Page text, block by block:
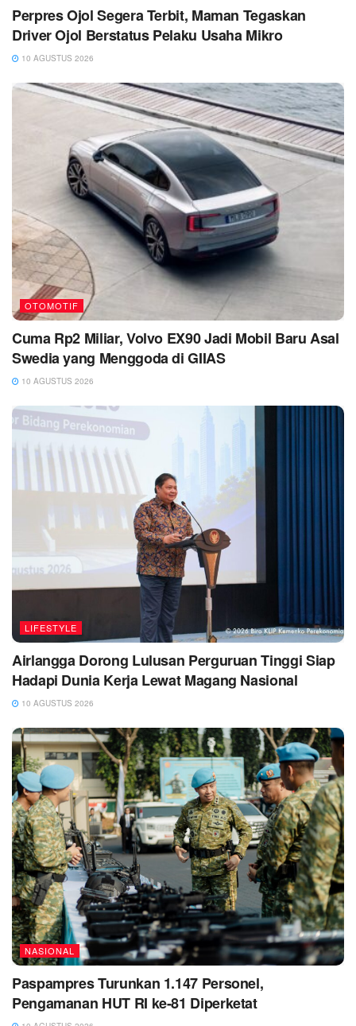
Perpres Ojol Segera Terbit, Maman Tegaskan
Driver Ojol Berstatus Pelaku Usaha Mikro
10 AGUSTUS 2026
OTOMOTIF
Cuma Rp2 Miliar, Volvo EX90 Jadi Mobil Baru Asal
Swedia yang Menggoda di GIIAS
10 AGUSTUS 2026
LIFESTYLE
Airlangga Dorong Lulusan Perguruan Tinggi Siap
Hadapi Dunia Kerja Lewat Magang Nasional
10 AGUSTUS 2026
NASIONAL
Paspampres Turunkan 1.147 Personel,
Pengamanan HUT RI ke-81 Diperketat